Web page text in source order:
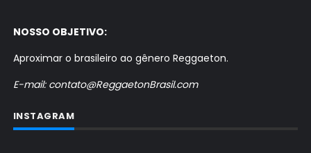
NOSSO OBJETIVO:
Aproximar o brasileiro ao gênero Reggaeton.
E-mail: contato@ReggaetonBrasil.com
INSTAGRAM